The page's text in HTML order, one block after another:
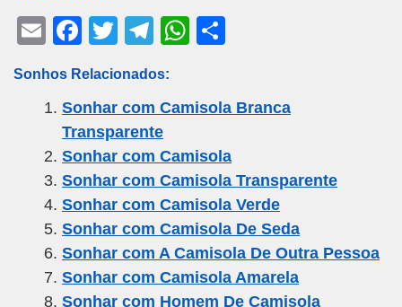
E
ail
F
c
e
b
o
o
k
T
tt
er
T
e
gr
a
m
W
s
A
p
p
e
Sonhos Relacionados:
Sonhar com Camisola Branca
Transparente
Sonhar com Camisola
Sonhar com Camisola Transparente
Sonhar com Camisola Verde
Sonhar com Camisola De Seda
Sonhar com A Camisola De Outra Pessoa
Sonhar com Camisola Amarela
Sonhar com Homem De Camisola